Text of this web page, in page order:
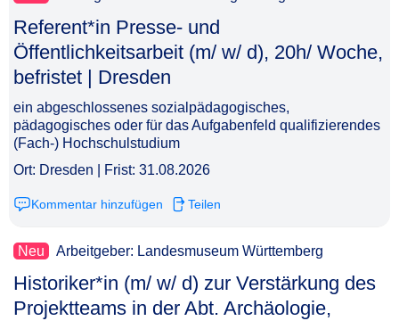
Referent*in Presse- und
Öffentlichkeitsarbeit (m/ w/ d), 20h/ Woche,
befristet | Dresden​‌‌‌‌​‌​‌‌‌​‌‌​​‌​‌
ein abgeschlossenes sozialpädagogisches,
pädagogisches oder für das Aufgabenfeld qualifizierendes
(Fach-) Hochschulstudium
Ort: Dresden | Frist: 31.08.2026
Kommentar hinzufügen Teilen
Neu Arbeitgeber: Landesmuseum Württemberg
Historiker*in (m/ w/ d) zur Verstärkung des
Projektteams in der Abt. Archäologie,